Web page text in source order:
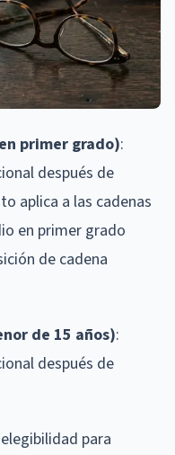
primer grado):
después de
aplica a las cadenas
en primer grado
de cadena
de 15 años):
después de
elegibilidad para